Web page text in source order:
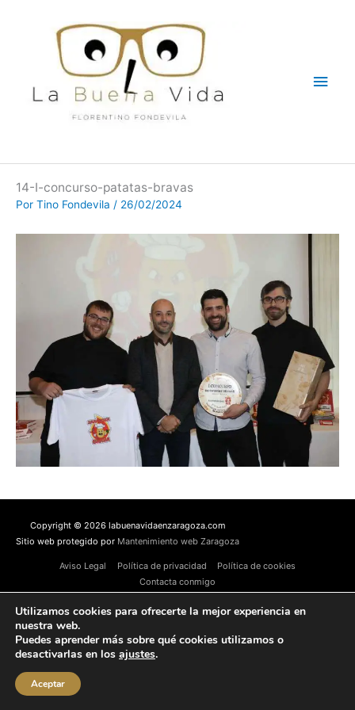
14-I-concurso-patatas-bravas
Por Tino Fondevila / 26/02/2024
Copyright © 2026 labuenavidaenzaragoza.com
Sitio web protegido por Mantenimiento web Zaragoza
Aviso Legal Política de privacidad
Política de cookies
Contacta conmigo
Utilizamos cookies para ofrecerte la mejor experiencia en
nuestra web.
Puedes aprender más sobre qué cookies utilizamos o
desactivarlas en los ajustes.
Aceptar